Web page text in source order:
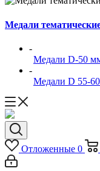
Медали
-
Медали D-50 мм
-
Медали D 55-60
Отложенные 0